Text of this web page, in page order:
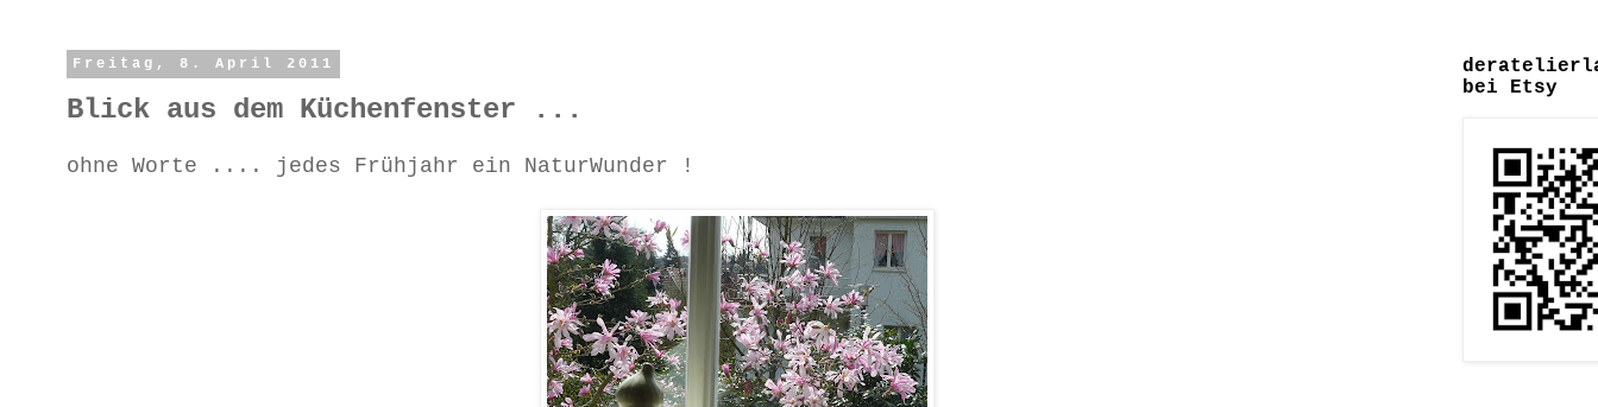
Freitag, 8. April 2011
Blick aus dem Küchenfenster ...
ohne Worte .... jedes Frühjahr ein NaturWunder !
bei Etsy